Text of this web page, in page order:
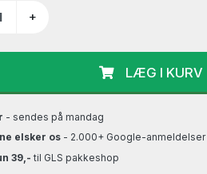
+
LÆG I KURV
- sendes på mandag
elsker os - 2.000+ Google-anmeldelser
39,- til GLS pakkeshop